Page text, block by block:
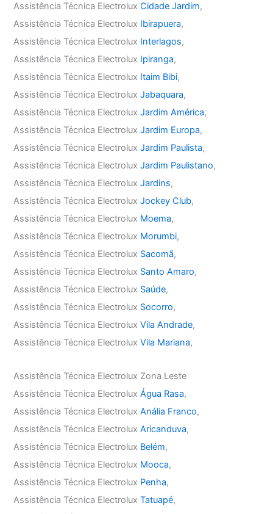
Assistência Técnica ElectroluxCidade Jardim,
Assistência Técnica Electrolux Ibirapuera,
Assistência Técnica Electrolux Interlagos,
Assistência Técnica Electrolux Ipiranga,
Assistência Técnica Electrolux Itaim Bibi,
Assistência Técnica ElectroluxJabaquara,
Assistência Técnica ElectroluxJardim América,
Assistência Técnica ElectroluxJardim Europa,
Assistência Técnica ElectroluxJardim Paulista,
Assistência Técnica ElectroluxJardim Paulistano,
Assistência Técnica ElectroluxJardins,
Assistência Técnica ElectroluxJockey Club,
Assistência Técnica Electrolux Moema,
Assistência Técnica Electrolux Morumbi,
Assistência Técnica Electrolux Sacomã,
Assistência Técnica Electrolux Santo Amaro,
Assistência Técnica Electrolux Saúde,
Assistência Técnica Electrolux Socorro,
Assistência Técnica ElectroluxVila Andrade,
Assistência Técnica ElectroluxVila Mariana,
Assistência Técnica Electrolux Zona Leste
Assistência Técnica ElectroluxÁgua Rasa,
Assistência Técnica ElectroluxAnália Franco,
Assistência Técnica ElectroluxAricanduva,
Assistência Técnica Electrolux Belém,
Assistência Técnica Electrolux Mooca,
Assistência Técnica Electrolux Penha,
Assistência Técnica ElectroluxTatuapé,